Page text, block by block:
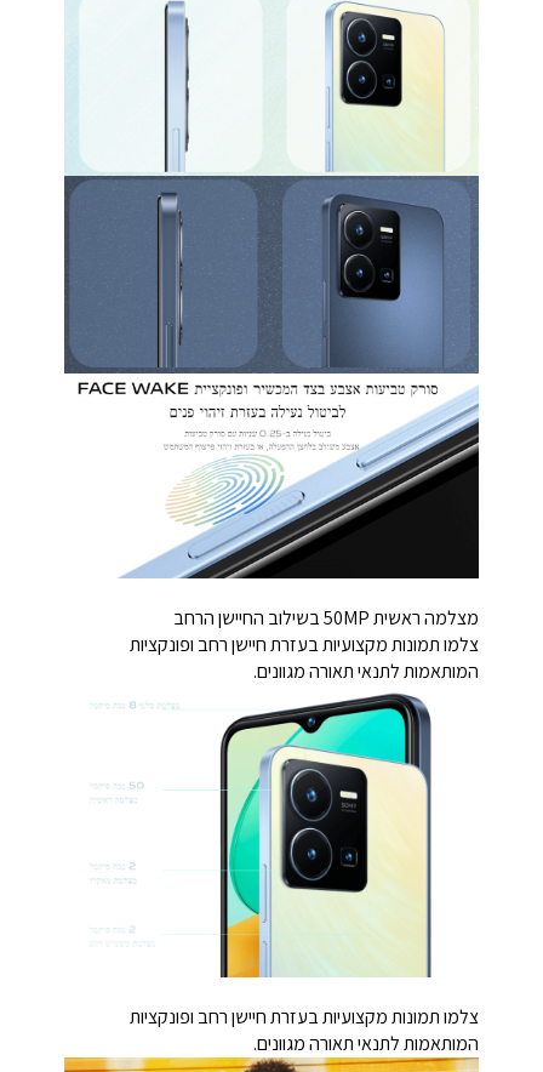
מצלמה ראשית 50MP בשילוב החיישן הרחב
צלמו תמונות מקצועיות בעזרת חיישן רחב ופונקציות
המותאמות לתנאי תאורה מגוונים.
צלמו תמונות מקצועיות בעזרת חיישן רחב ופונקציות
המותאמות לתנאי תאורה מגוונים.